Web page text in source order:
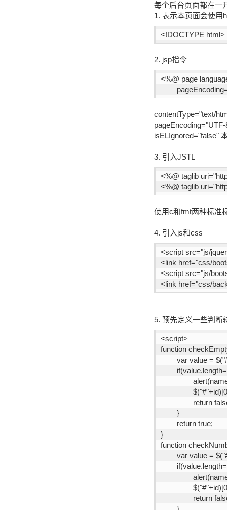
每个后台页面都在一
1. 表示本页面会使用
<!DOCTYPE html>
2. jsp指令
<%@ page
contentType="text/
isELIgnored="false"
3. 引入JSTL
<%@ taglib
<%@ taglib
使用c和fmt两种标准
4. 引入js和css
<script src="js/
<link href="css/
<script src="js/
<link href="css/
5. 预先定义一些判断
<script>
function
var value =
return
	}
	return true;
}
function
var value =
return